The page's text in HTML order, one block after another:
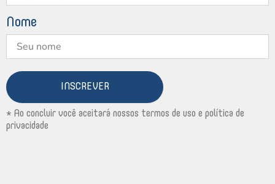
Nome
INSCREVER
* Ao concluir você aceitará nossos termos de uso e política de
privacidade